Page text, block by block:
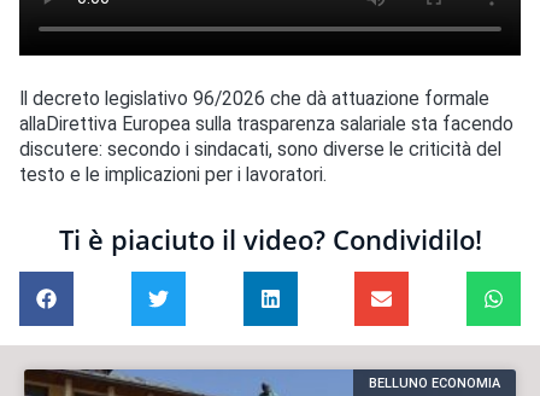
Il decreto legislativo 96/2026 che dà attuazione formale
allaDirettiva Europea sulla trasparenza salariale sta facendo
discutere: secondo i sindacati, sono diverse le criticità del
testo e le implicazioni per i lavoratori.
Ti è piaciuto il video? Condividilo!
BELLUNO ECONOMIA